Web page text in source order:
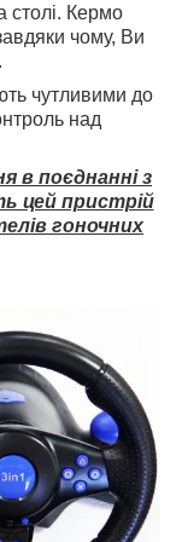
столі. Кермо
чому, Ви
чутливими до
над
в поєднанні з
цей пристрій
гоночних